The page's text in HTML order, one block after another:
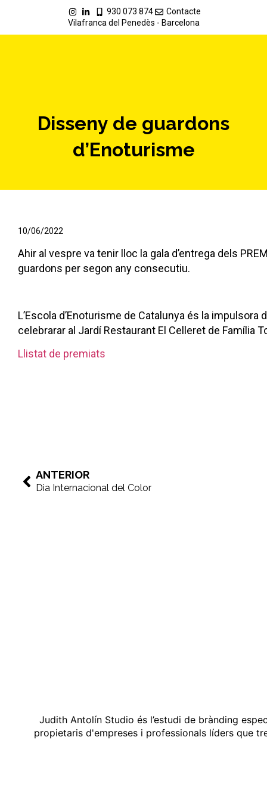
930 073 874
Contacte
Vilafranca del Penedès - Barcelona
Disseny de guardons
d’Enoturisme
10/06/2022
Ahir al vespre va tenir lloc la gala d’entrega dels
guardons per segon any consecutiu.
L’Escola d’Enoturisme de Catalunya és la
celebrarar al Jardí Restaurant El Celleret de Família
Llistat de premiats
ANTERIOR
Dia Internacional del Color
Judith Antolín Studio és l’estudi de brànding
propietaris d'empreses i professionals líders que